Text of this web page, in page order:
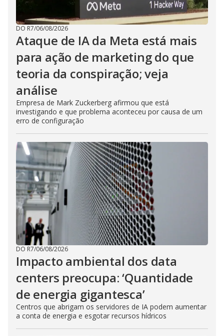
DO R7/06/08/2026
Ataque de IA da Meta está mais
para ação de marketing do que
teoria da conspiração; veja
análise
Empresa de Mark Zuckerberg afirmou que está
investigando e que problema aconteceu por causa de um
erro de configuração
DO R7/06/08/2026
Impacto ambiental dos data
centers preocupa: ‘Quantidade
de energia gigantesca’
Centros que abrigam os servidores de IA podem aumentar
a conta de energia e esgotar recursos hídricos